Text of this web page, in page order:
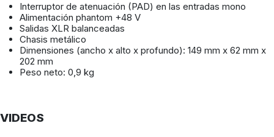
Interruptor de atenuación (PAD) en las entradas mono
Alimentación phantom +48 V
Salidas XLR balanceadas
Chasis metálico
Dimensiones (ancho x alto x profundo): 149 mm x 62 mm x
202 mm
Peso neto: 0,9 kg
VIDEOS